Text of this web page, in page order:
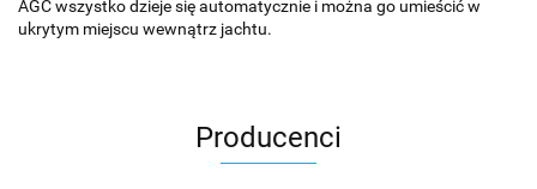
AGC wszystko dzieje się automatycznie i można go umieścić w
ukrytym miejscu wewnątrz jachtu.
Producenci